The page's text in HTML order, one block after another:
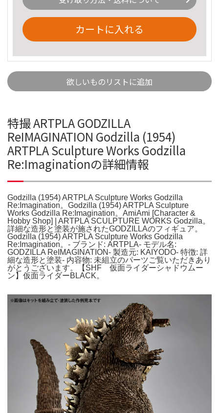
カートに入れる
欲しいものリストに追加
特撮 ARTPLA GODZILLA
ReIMAGINATION Godzilla (1954)
ARTPLA Sculpture Works Godzilla
Re:Imaginationの詳細情報
Godzilla (1954) ARTPLA Sculpture Works Godzilla
Re:Imagination。Godzilla (1954) ARTPLA Sculpture
Works Godzilla Re:Imagination。AmiAmi [Character &
Hobby Shop] | ARTPLA SCULPTURE WORKS Godzilla。
詳細な造形と塗装が施されたGODZILLAのフィギュア。
Godzilla (1954) ARTPLA Sculpture Works Godzilla
Re:Imagination。- ブランド: ARTPLA- モデル名:
GODZILLA ReIMAGINATION- 製造元: KAIYODO- 特徴: 詳
細な造形と塗装- 内容物: 未組立のパーツご覧いただきあり
がとうございます。【SHF 仮面ライダーシャドウムー
ン】仮面ライダーBLACK。